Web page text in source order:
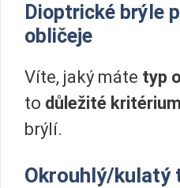
Dioptrické brýle
obličeje
Víte, jaký máte typ
to důležité kritérium
brýlí.
Okrouhlý/kulatý